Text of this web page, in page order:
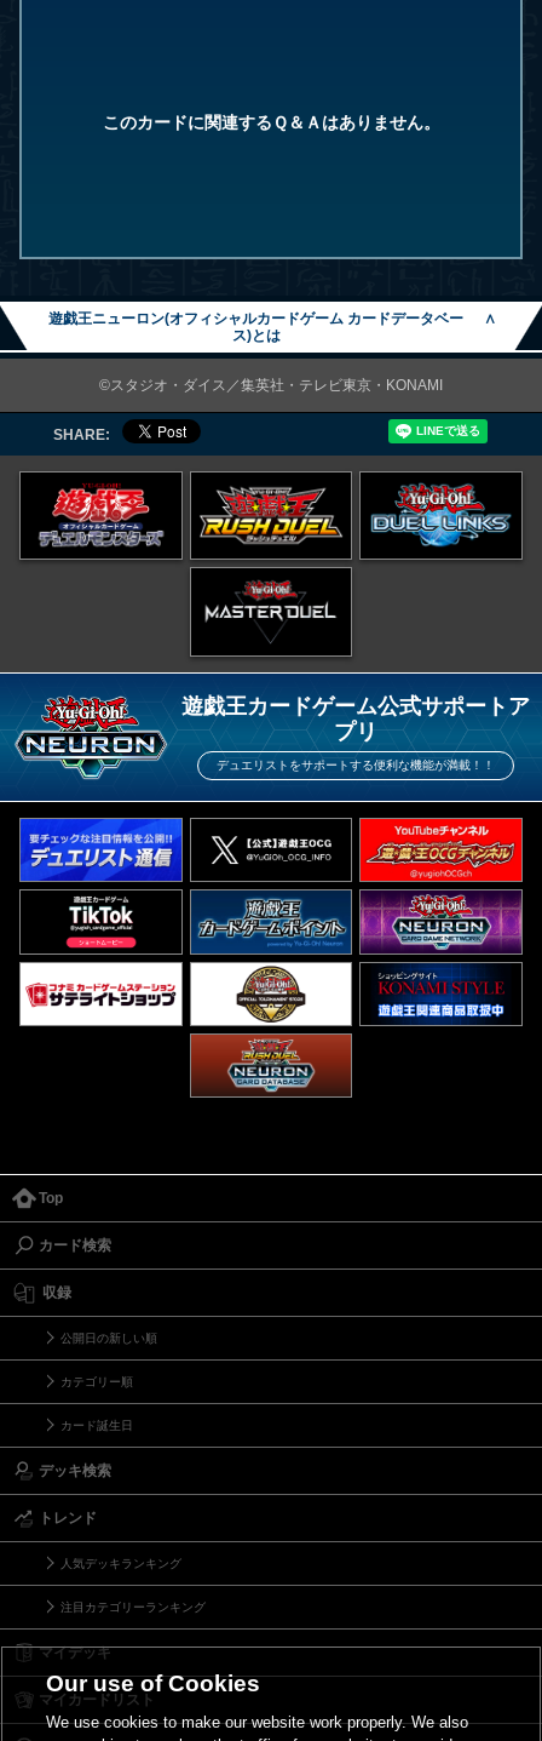
このカードに関連するＱ＆Ａはありません。
遊戯王ニューロン(オフィシャルカードゲーム カードデータベー
ス)とは
∧
©スタジオ・ダイス／集英社・テレビ東京・KONAMI
SHARE:
遊戯王カードゲーム公式サポートア
プリ
デュエリストをサポートする便利な機能が満載！！
Top
カード検索
収録
公開日の新しい順
カテゴリー順
カード誕生日
デッキ検索
トレンド
人気デッキランキング
注目カテゴリーランキング
マイデッキ
マイカードリスト
Our use of Cookies
We use cookies to make our website work properly. We also